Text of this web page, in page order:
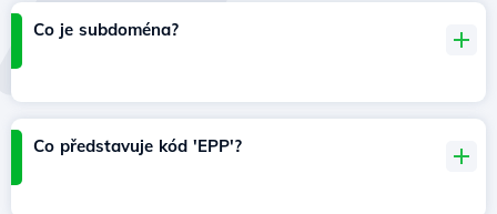
Co je subdoména?
Co představuje kód 'EPP'?